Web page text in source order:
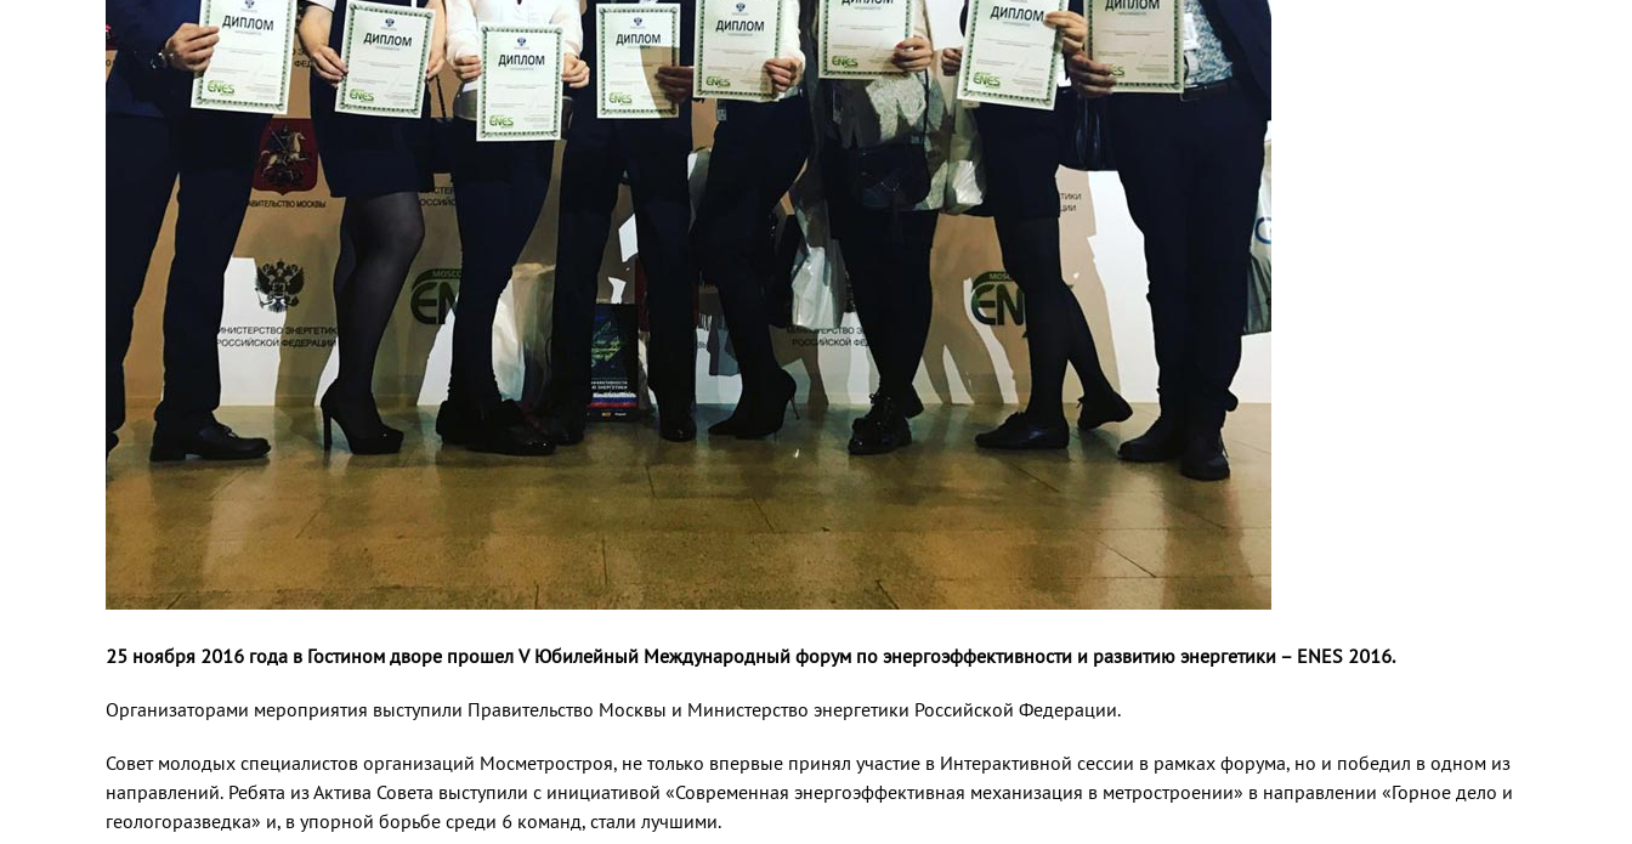
25 ноября 2016 года в Гостином дворе прошел V Юбилейный Международный форум по энергоэффективности и развитию энергетики – ENES 2016.
Организаторами мероприятия выступили Правительство Москвы и Министерство энергетики Российской Федерации.
Совет молодых специалистов организаций Мосметростроя, не только впервые принял участие в Интерактивной сессии в рамках форума, но и победил в одном из
направлений. Ребята из Актива Совета выступили с инициативой «Современная энергоэффективная механизация в метростроении» в направлении «Горное дело и
геологоразведка» и, в упорной борьбе среди 6 команд, стали лучшими.